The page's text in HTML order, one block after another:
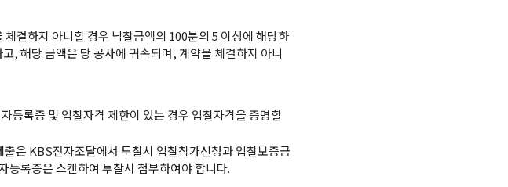
결하지 아니할 경우 낙찰금액의 100분의 5 이상에 해당하
, 해당 금액은 당 공사에 귀속되며, 계약을 체결하지 아니
등록증 및 입찰자격 제한이 있는 경우 입찰자격을 증명할
은 KBS전자조달에서 투찰시 입찰참가신청과 입찰보증금
등록증은 스캔하여 투찰시 첨부하여야 합니다.